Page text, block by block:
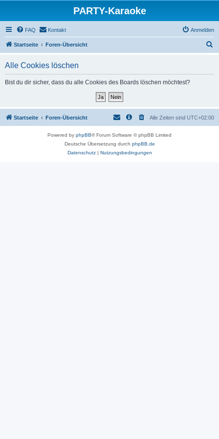
PARTY-Karaoke
FAQ Kontakt Anmelden
Startseite Foren-Übersicht
Alle Cookies löschen
Bist du dir sicher, dass du alle Cookies des Boards löschen möchtest?
Startseite Foren-Übersicht Alle Zeiten sind UTC+02:00
Powered by phpBB® Forum Software © phpBB Limited
Deutsche Übersetzung durch phpBB.de
Datenschutz| Nutzungsbedingungen